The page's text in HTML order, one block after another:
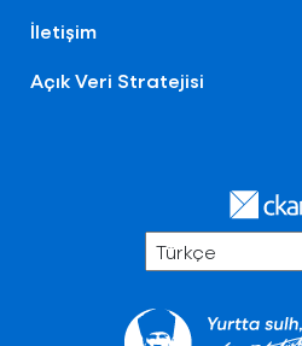
İletişim
Açık Veri Stratejisi